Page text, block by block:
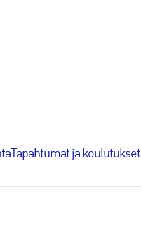
Tapahtumat ja koulutukset